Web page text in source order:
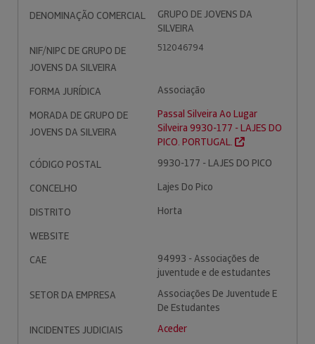
DENOMINAÇÃO COMERCIAL
GRUPO DE JOVENS DA
SILVEIRA
NIF/NIPC DE GRUPO DE
JOVENS DA SILVEIRA
512046794
FORMA JURÍDICA
Associação
MORADA DE GRUPO DE
JOVENS DA SILVEIRA
Passal Silveira Ao Lugar
Silveira 9930-177 - LAJES DO
PICO. PORTUGAL.
CÓDIGO POSTAL
9930-177 - LAJES DO PICO
CONCELHO
Lajes Do Pico
DISTRITO
Horta
WEBSITE
CAE
94993 - Associações de
juventude e de estudantes
SETOR DA EMPRESA
Associações De Juventude E
De Estudantes
INCIDENTES JUDICIAIS
Aceder